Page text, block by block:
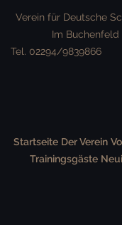
Verein für Deutsche
Im Buchenfeld
Tel. 02294/9839866
Startseite Der Verein
Trainingsgäste